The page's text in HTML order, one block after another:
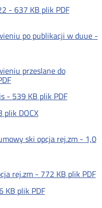
- 637 KB plik PDF
po publikacji w duue -
przeslane do
- 539 KB plik PDF
plik DOCX
ski opcja rej.zm - 1,0
rej.zm - 772 KB plik PDF
KB plik PDF